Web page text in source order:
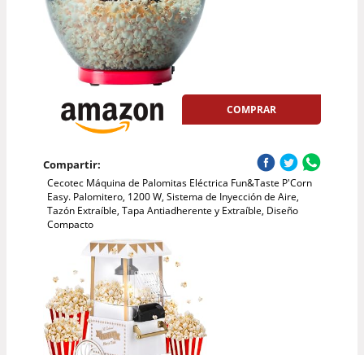
COMPRAR
Compartir:
Cecotec Máquina de Palomitas Eléctrica Fun&Taste P'Corn
Easy. Palomitero, 1200 W, Sistema de Inyección de Aire,
Tazón Extraíble, Tapa Antiadherente y Extraíble, Diseño
Compacto